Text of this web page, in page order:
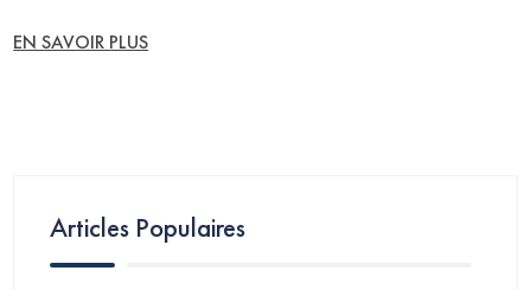
EN SAVOIR PLUS
Articles Populaires